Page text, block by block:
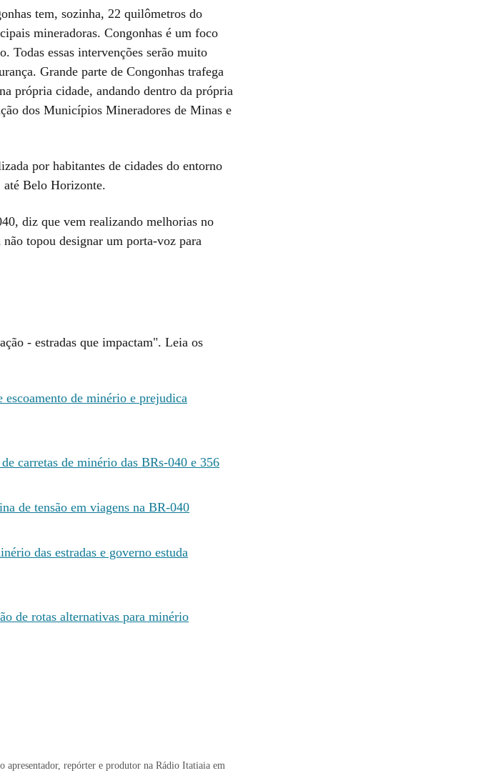
tem, sozinha, 22 quilômetros do
mineradoras. Congonhas é um foco
Todas essas intervenções serão muito
Grande parte de Congonhas trafega
própria cidade, andando dentro da própria
dos Municípios Mineradores de Minas e
por habitantes de cidades do entorno
até Belo Horizonte.
diz que vem realizando melhorias no
topou designar um porta-voz para
- estradas que impactam". Leia os
de minério e prejudica
carretas de minério das BRs-040 e 356
de tensão em viagens na BR-040
das estradas e governo estuda
de rotas alternativas para minério
apresentador, repórter e produtor na Rádio Itatiaia em